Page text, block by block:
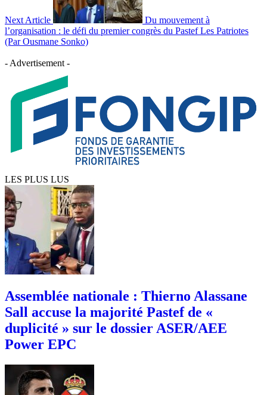
Next Article
Du mouvement à
l’organisation : le défi du premier congrès du Pastef Les Patriotes
(Par Ousmane Sonko)
- Advertisement -
LES PLUS LUS
Assemblée nationale : Thierno Alassane
Sall accuse la majorité Pastef de «
duplicité » sur le dossier ASER/AEE
Power EPC